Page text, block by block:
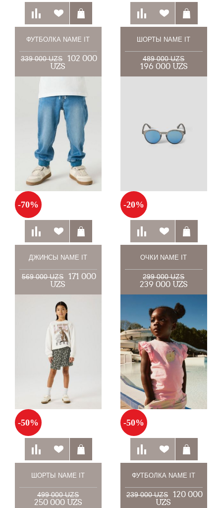
ФУТБОЛКА NAME IT
339 000 UZS
102 000
UZS
ШОРТЫ NAME IT
489 000 UZS
196 000 UZS
-70%
ДЖИНСЫ NAME IT
569 000 UZS
171 000
UZS
-20%
ОЧКИ NAME IT
299 000 UZS
239 000 UZS
-50%
ШОРТЫ NAME IT
499 000 UZS
250 000 UZS
-50%
ФУТБОЛКА NAME IT
239 000 UZS
120 000
UZS